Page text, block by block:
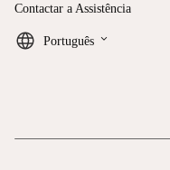
Contactar a Assistência
Português keyboard_arrow_down